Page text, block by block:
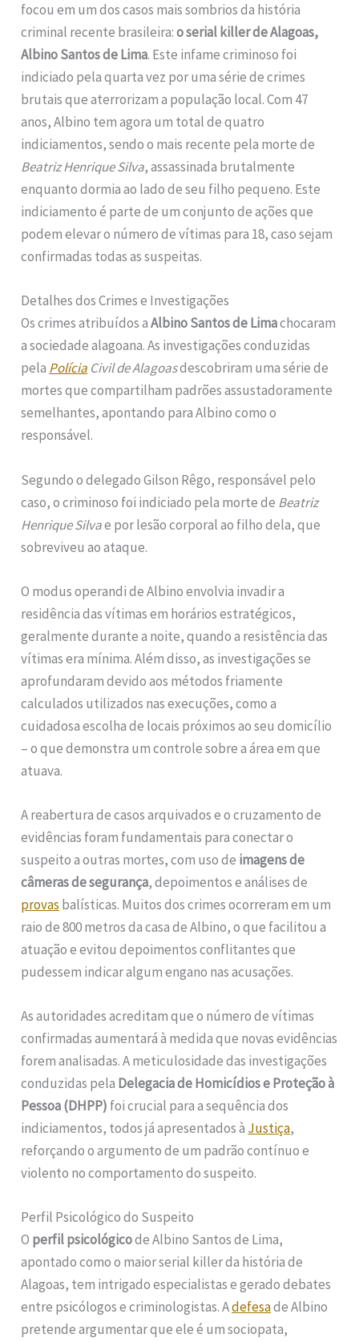
focou em um dos casos mais sombrios da história
criminal recente brasileira:o serial killer de Alagoas,
Albino Santos de Lima. Este infame criminoso foi
indiciado pela quarta vez por uma série de crimes
brutais que aterrorizam a população local. Com 47
anos, Albino tem agora um total de quatro
indiciamentos, sendo o mais recente pela morte de
Beatriz Henrique Silva, assassinada brutalmente
enquanto dormia ao lado de seu filho pequeno. Este
indiciamento é parte de um conjunto de ações que
podem elevar o número de vítimas para 18, caso sejam
confirmadas todas as suspeitas.
Detalhes dos Crimes e Investigações
Os crimes atribuídos aAlbino Santos de Limachocaram
a sociedade alagoana. As investigações conduzidas
pela Polícia Civil de Alagoasdescobriram uma série de
mortes que compartilham padrões assustadoramente
semelhantes, apontando para Albino como o
responsável.
Segundo o delegado Gilson Rêgo, responsável pelo
caso, o criminoso foi indiciado pela morte de Beatriz
Henrique Silvae por lesão corporal ao filho dela, que
sobreviveu ao ataque.
O modus operandi de Albino envolvia invadir a
residência das vítimas em horários estratégicos,
geralmente durante a noite, quando a resistência das
vítimas era mínima. Além disso, as investigações se
aprofundaram devido aos métodos friamente
calculados utilizados nas execuções, como a
cuidadosa escolha de locais próximos ao seu domicílio
– o que demonstra um controle sobre a área em que
atuava.
A reabertura de casos arquivados e o cruzamento de
evidências foram fundamentais para conectar o
suspeito a outras mortes, com uso de imagens de
câmeras de segurança, depoimentos e análises de
provas balísticas. Muitos dos crimes ocorreram em um
raio de 800 metros da casa de Albino, o que facilitou a
atuação e evitou depoimentos conflitantes que
pudessem indicar algum engano nas acusações.
As autoridades acreditam que o número de vítimas
confirmadas aumentará à medida que novas evidências
forem analisadas. A meticulosidade das investigações
conduzidas pela Delegacia de Homicídios e Proteção à
Pessoa (DHPP) foi crucial para a sequência dos
indiciamentos, todos já apresentados à Justiça,
reforçando o argumento de um padrão contínuo e
violento no comportamento do suspeito.
Perfil Psicológico do Suspeito
O perfil psicológicode Albino Santos de Lima,
apontado como o maior serial killer da história de
Alagoas, tem intrigado especialistas e gerado debates
entre psicólogos e criminologistas. Adefesade Albino
pretende argumentar que ele é um sociopata,